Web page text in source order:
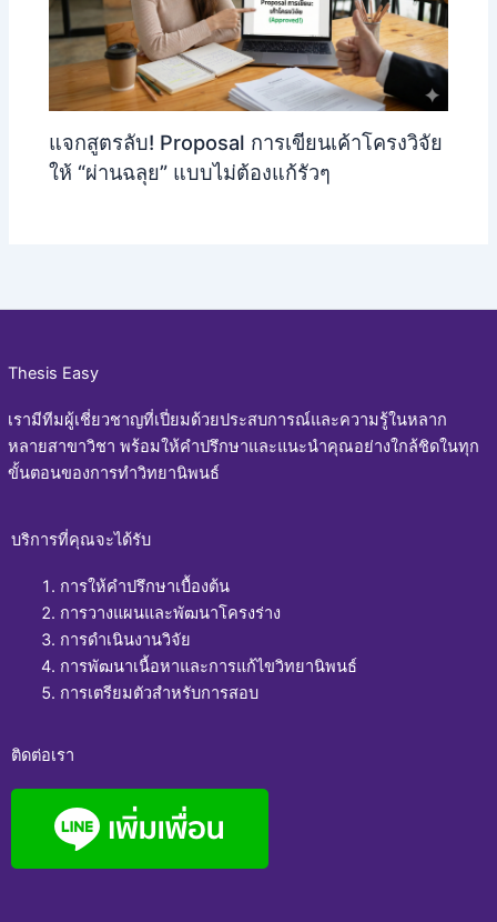
แจกสูตรลับ! Proposal การเขียนเค้าโครงวิจัย
ให้ “ผ่านฉลุย” แบบไม่ต้องแก้รัวๆ
Thesis Easy
เรามีทีมผู้เชี่ยวชาญที่เปี่ยมด้วยประสบการณ์และความรู้ในหลาก
หลายสาขาวิชา พร้อมให้คำปรึกษาและแนะนำคุณอย่างใกล้ชิดในทุก
ขั้นตอนของการทำวิทยานิพนธ์
บริการที่คุณจะได้รับ
การให้คำปรึกษาเบื้องต้น
การวางแผนและพัฒนาโครงร่าง
การดำเนินงานวิจัย
การพัฒนาเนื้อหาและการแก้ไขวิทยานิพนธ์
การเตรียมตัวสำหรับการสอบ
ติดต่อเรา